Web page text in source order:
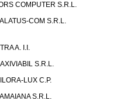
COMPUTER S.R.L.
COM S.R.L.
A. I.I.
S.R.L.
LUX C.P.
S.R.L.